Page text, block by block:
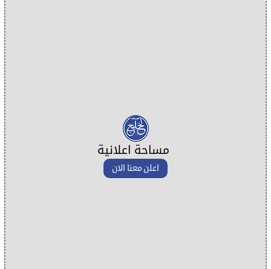
مساحة اعلانية
اعلن معنا الان